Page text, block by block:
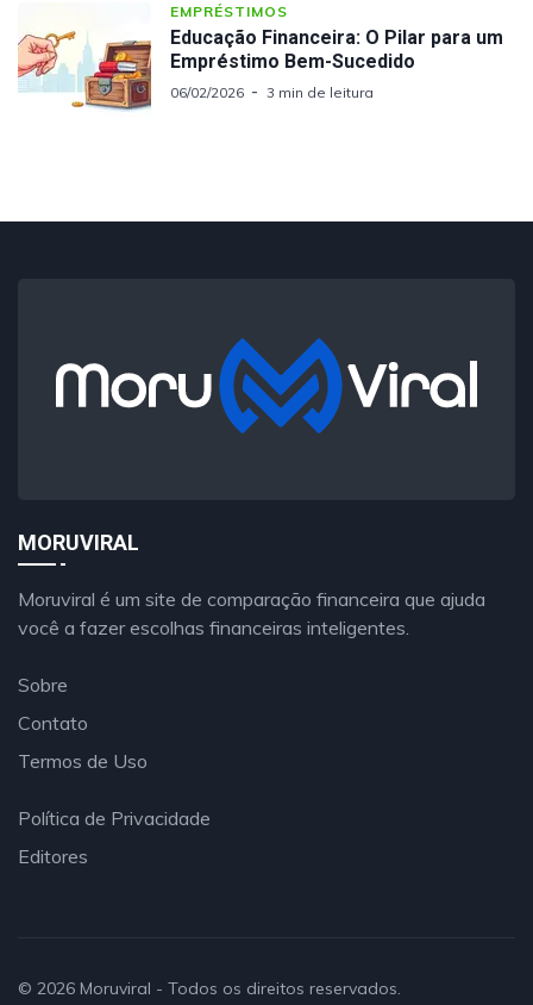
EMPRÉSTIMOS
Educação Financeira: O Pilar para um
Empréstimo Bem-Sucedido
06/02/2026 3 min de leitura
MORUVIRAL
Moruviral é um site de comparação financeira que ajuda
você a fazer escolhas financeiras inteligentes.
Sobre
Contato
Termos de Uso
Política de Privacidade
Editores
© 2026 Moruviral - Todos os direitos reservados.